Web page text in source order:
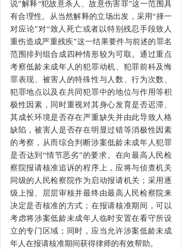
说”解释“犯故意杀人、故意伤害罪”这一范围具
有合理性。从当然解释的立场出发，采用“择一
对应论”对“致人死亡或者以特别残忍手段致人
重伤造成严重残疾”这一结果要件与前述的罪名
范围排列组合成四种情形较为可取。通过重点
考察低龄未成年人的犯罪动机、犯罪前科及悔
罪表现、被害人的特殊性与人数、行为次数、
犯罪地点以及在共同犯罪中的地位与作用等积
极性因素，同时重视对其身心发育是否迟滞、
其成长环境是否存在严重缺失并由此导致人格
缺陷，被害人是否存在明显过错等消极性因素
的考察，从而综合判断涉案低龄未成年人犯罪
是否达到“情节恶劣”的要求。在向最高人民检
察院报请核准追诉的程序上，应将与侦查机关
同级的人民检察院作为启动报请机关；采用逐
级上报、层层审核并最终由最高人民检察院来
决定是否核准的方式；在报请核准期间，可以
考虑将涉案低龄未成年人临时安置在看守所设
立的专门区域；同时，应当允许涉案低龄未成
年人在报请核准期间获得律师的有效帮助。